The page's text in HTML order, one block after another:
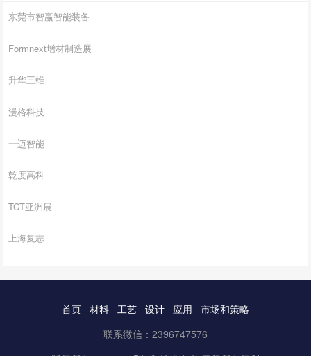
东莞市智赢智能装备
Formnext增材制造展
升华三维
漫格科技
一迈智能
乾度高科
TCT亚洲展
上海复志
首页 材料 工艺 设计 应用
市场和策略
联系微信：2396747576